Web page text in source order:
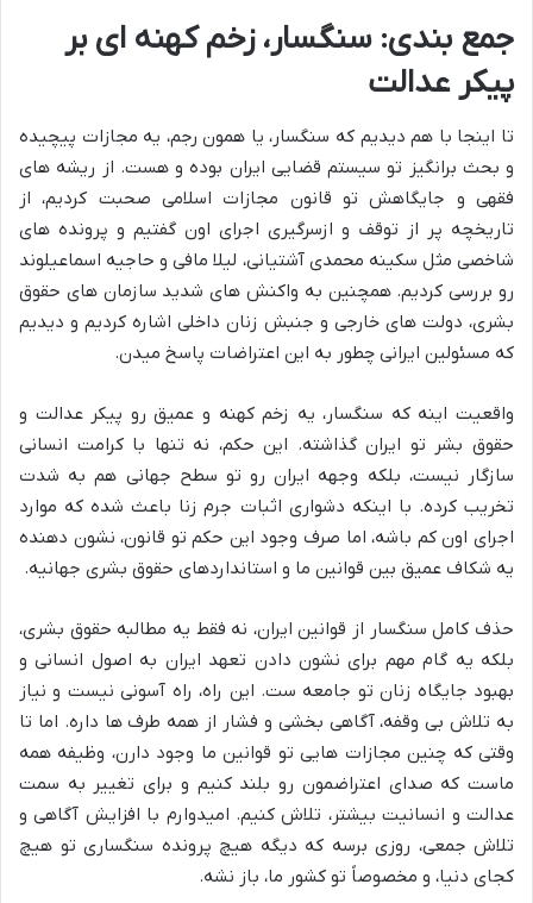
جمع بندی: سنگسار، زخم کهنه ای بر
پیکر عدالت
تا اینجا با هم دیدیم که سنگسار، یا همون رجم، یه مجازات پیچیده
و بحث برانگیز تو سیستم قضایی ایران بوده و هست. از ریشه های
فقهی و جایگاهش تو قانون مجازات اسلامی صحبت کردیم، از
تاریخچه پر از توقف و ازسرگیری اجرای اون گفتیم و پرونده های
شاخصی مثل سکینه محمدی آشتیانی، لیلا مافی و حاجیه اسماعیلوند
رو بررسی کردیم. همچنین به واکنش های شدید سازمان های حقوق
بشری، دولت های خارجی و جنبش زنان داخلی اشاره کردیم و دیدیم
که مسئولین ایرانی چطور به این اعتراضات پاسخ میدن.
واقعیت اینه که سنگسار، یه زخم کهنه و عمیق رو پیکر عدالت و
حقوق بشر تو ایران گذاشته. این حکم، نه تنها با کرامت انسانی
سازگار نیست، بلکه وجهه ایران رو تو سطح جهانی هم به شدت
تخریب کرده. با اینکه دشواری اثبات جرم زنا باعث شده که موارد
اجرای اون کم باشه، اما صرف وجود این حکم تو قانون، نشون دهنده
یه شکاف عمیق بین قوانین ما و استانداردهای حقوق بشری جهانیه.
حذف کامل سنگسار از قوانین ایران، نه فقط یه مطالبه حقوق بشری،
بلکه یه گام مهم برای نشون دادن تعهد ایران به اصول انسانی و
بهبود جایگاه زنان تو جامعه ست. این راه، راه آسونی نیست و نیاز
به تلاش بی وقفه، آگاهی بخشی و فشار از همه طرف ها داره. اما تا
وقتی که چنین مجازات هایی تو قوانین ما وجود دارن، وظیفه همه
ماست که صدای اعتراضمون رو بلند کنیم و برای تغییر به سمت
عدالت و انسانیت بیشتر، تلاش کنیم. امیدوارم با افزایش آگاهی و
تلاش جمعی، روزی برسه که دیگه هیچ پرونده سنگساری تو هیچ
کجای دنیا، و مخصوصاً تو کشور ما، باز نشه.